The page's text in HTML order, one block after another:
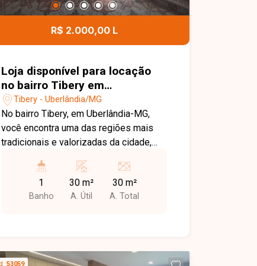
ajudar você a encontrar o imóvel ideal
R$ 2.000,00 L
Loja disponível para locação
no bairro Tibery em
Uberlândia-MG.
Tibery - Uberlândia/MG
No bairro Tibery, em Uberlândia-MG,
você encontra uma das regiões mais
tradicionais e valorizadas da cidade,
fluxo de pessoas e fácil acesso às
principais avenidas, além de estar
próximo a comércios, bancos,
construída. O imóvel conta com amplo
1
Banho
30 m²
A. Útil
30 m²
A. Total
53059